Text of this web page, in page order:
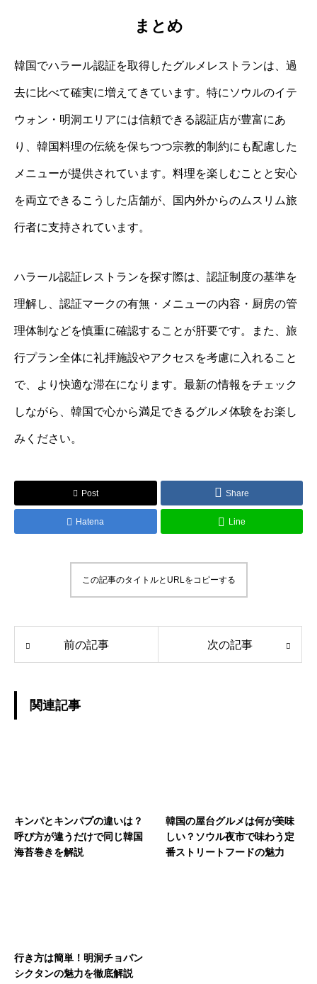
まとめ
韓国でハラール認証を取得したグルメレストランは、過
去に比べて確実に増えてきています。特にソウルのイテ
ウォン・明洞エリアには信頼できる認証店が豊富にあ
り、韓国料理の伝統を保ちつつ宗教的制約にも配慮した
メニューが提供されています。料理を楽しむことと安心
を両立できるこうした店舗が、国内外からのムスリム旅
行者に支持されています。
ハラール認証レストランを探す際は、認証制度の基準を
理解し、認証マークの有無・メニューの内容・厨房の管
理体制などを慎重に確認することが肝要です。また、旅
行プラン全体に礼拝施設やアクセスを考慮に入れること
で、より快適な滞在になります。最新の情報をチェック
しながら、韓国で心から満足できるグルメ体験をお楽し
みください。
Post Share
Hatena Line
この記事のタイトルとURLをコピーする
前の記事 次の記事
関連記事
キンパとキンパプの違いは？
呼び方が違うだけで同じ韓国
海苔巻きを解説
韓国の屋台グルメは何が美味
しい？ソウル夜市で味わう定
番ストリートフードの魅力
行き方は簡単！明洞チョバン
シクタンの魅力を徹底解説